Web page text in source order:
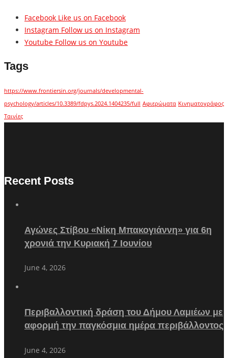
Facebook Like us on Facebook
Instagram Follow us on Instagram
Youtube Follow us on Youtube
Tags
https://www.frontiersin.org/journals/developmental-
psychology/articles/10.3389/fdpys.2024.1404235/full Αφιερώματα Κινηματογράφος
Ταινίες
Recent Posts
Αγώνες Στίβου «Νίκη Μπακογιάννη» για 6η
χρονιά την Κυριακή 7 Ιουνίου
June 4, 2026
Περιβαλλοντική δράση του Δήμου Λαμιέων με
αφορμή την παγκόσμια ημέρα περιβάλλοντος
June 4, 2026